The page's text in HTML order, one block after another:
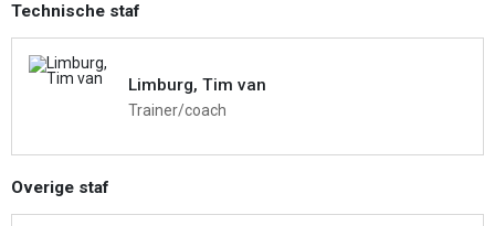
Technische staf
Limburg, Tim van
Trainer/coach
Overige staf